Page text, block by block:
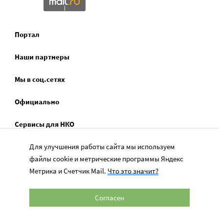
Портал
Наши партнеры
Мы в соц.сетях
Официально
Сервисы для НКО
Спецпроекты
Социальное служение
Для улучшения работы сайта мы используем
файлы cookie и метрические программы Яндекс
Метрика и Счетчик Mail. Что это значит?
Согласен